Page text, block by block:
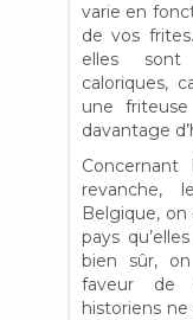
varie en
de vos
elles sont
caloriques,
une friteuse
davantage
revanche,
Belgique, on
pays
bien sûr,
faveur de
historiens